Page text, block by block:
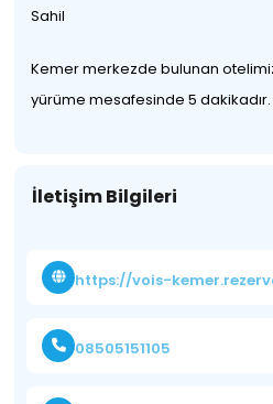
Sahil
Kemer merkezde bulunan
yürüme mesafesinde 5 dakikadır.
İletişim Bilgileri
https://vois-
08505151105